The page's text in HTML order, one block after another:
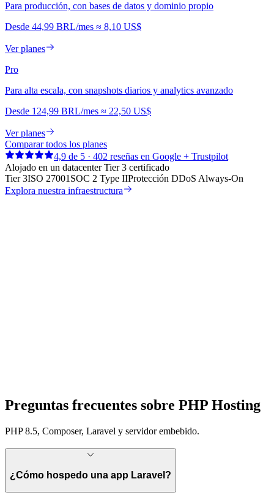
Para producción, con bases de datos y dominio propio
Desde 44,99 BRL/mes ≈ 8,10 US$
Ver planes
Pro
Para alta escala, con snapshots diarios y analytics avanzado
Desde 124,99 BRL/mes ≈ 22,50 US$
Ver planes
Comparar todos los planes
4,9 de 5 · 402 reseñas en Google + Trustpilot
Alojado en un datacenter Tier 3 certificado
Tier 3ISO 27001 SOC 2 Type IIProtección DDoS Always-On
Explora nuestra infraestructura
Preguntas frecuentes sobre PHP Hosting
PHP 8.5, Composer, Laravel y servidor embebido.
¿Cómo hospedo una app Laravel?